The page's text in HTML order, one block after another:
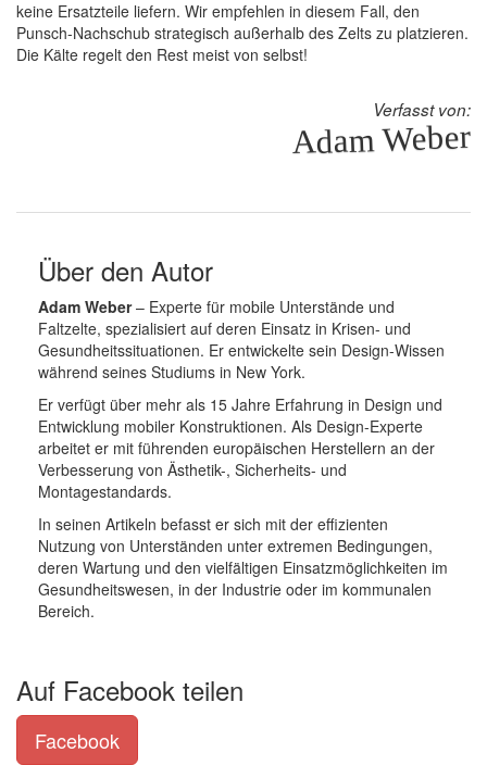
keine Ersatzteile liefern. Wir empfehlen in diesem Fall, den
Punsch-Nachschub strategisch außerhalb des Zelts zu platzieren.
Die Kälte regelt den Rest meist von selbst!
Verfasst von:
Adam Weber
Über den Autor
Adam Weber– Experte für mobile Unterstände und
Faltzelte, spezialisiert auf deren Einsatz in Krisen- und
Gesundheitssituationen. Er entwickelte sein Design-Wissen
während seines Studiums in New York.
Er verfügt über mehr als 15 Jahre Erfahrung in Design und
Entwicklung mobiler Konstruktionen. Als Design-Experte
arbeitet er mit führenden europäischen Herstellern an der
Verbesserung von Ästhetik-, Sicherheits- und
Montagestandards.
In seinen Artikeln befasst er sich mit der effizienten
Nutzung von Unterständen unter extremen Bedingungen,
deren Wartung und den vielfältigen Einsatzmöglichkeiten im
Gesundheitswesen, in der Industrie oder im kommunalen
Bereich.
Auf Facebook teilen
Facebook